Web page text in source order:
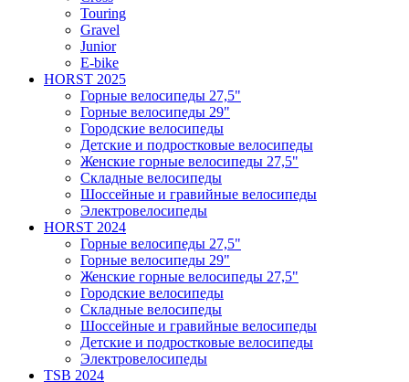
Touring
Gravel
Junior
E-bike
HORST 2025
Горные велосипеды 27,5"
Горные велосипеды 29"
Городские велосипеды
Детские и подростковые велосипеды
Женские горные велосипеды 27,5"
Складные велосипеды
Шоссейные и гравийные велосипеды
Электровелосипеды
HORST 2024
Горные велосипеды 27,5"
Горные велосипеды 29"
Женские горные велосипеды 27,5"
Городские велосипеды
Складные велосипеды
Шоссейные и гравийные велосипеды
Детские и подростковые велосипеды
Электровелосипеды
TSB 2024